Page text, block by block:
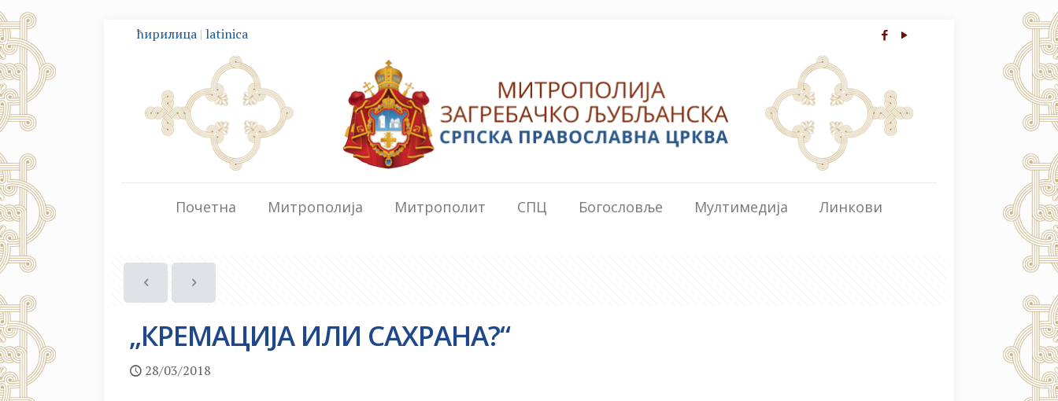
ћирилица | latinica
Почетна Митрополија Митрополит СПЦ Богословље Мултимедија Линкови
„КРЕМАЦИЈА ИЛИ САХРАНА?“
28/03/2018